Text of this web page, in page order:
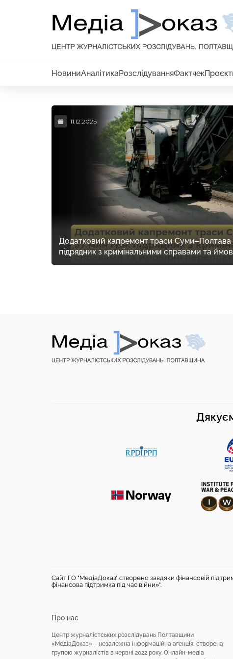
НовиниАналітикаРозслідуванняФактчек
11.12.2025
Додатковий капремонт траси Суми–Полтава
підрядник з кримінальними справами та
Сайт ГО "МедіаДоказ" створено завдяки фінансовій
фінансова підтримка під час війни»".
Про нас
Центр журналістських розслідувань Полтавщини
«МедіаДоказ» – незалежна інформаційна агенція, створена
групою журналістів в червні 2022 року. Онлайн-медіа